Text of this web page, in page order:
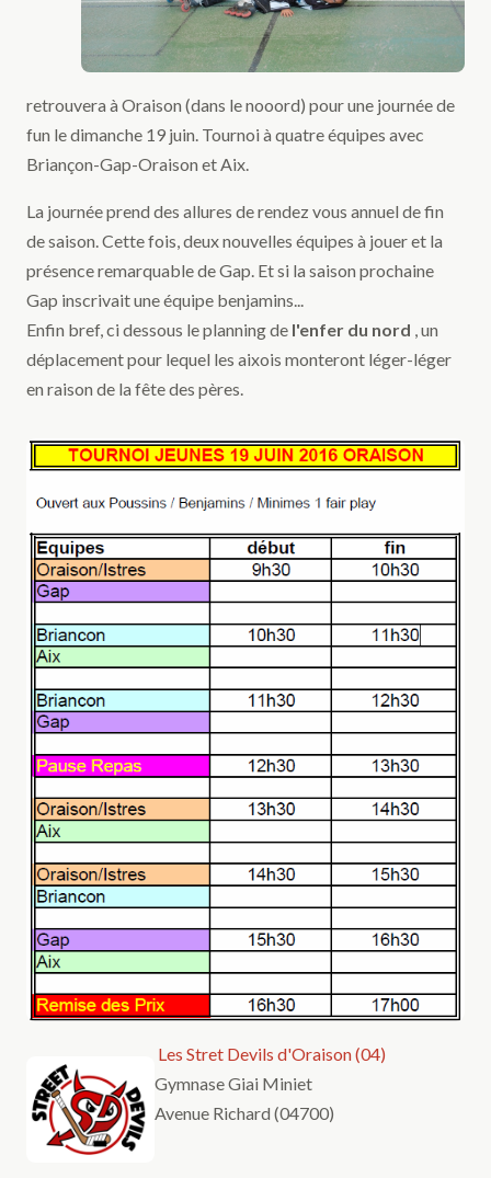
retrouvera à Oraison (dans le nooord) pour une journée de
fun le dimanche 19 juin. Tournoi à quatre équipes avec
Briançon-Gap-Oraison et Aix.
La journée prend des allures de rendez vous annuel de fin
de saison. Cette fois, deux nouvelles équipes à jouer et la
présence remarquable de Gap. Et si la saison prochaine
Gap inscrivait une équipe benjamins...
Enfin bref, ci dessous le planning de l'enfer du nord , un
déplacement pour lequel les aixois monteront léger-léger
en raison de la fête des pères.
Les Stret Devils d'Oraison (04)
Gymnase Giai Miniet
Avenue Richard (04700)